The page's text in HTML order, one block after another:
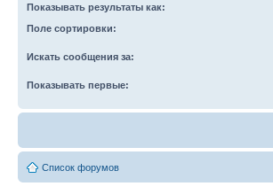
Показывать результаты как:
Поле сортировки:
Искать сообщения за:
Показывать первые:
Список форумов